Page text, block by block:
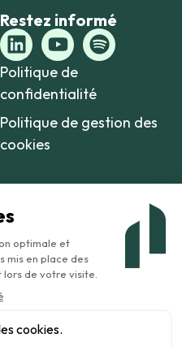
Restez informé
Politique de
confidentialité
Politique de gestion des
cookies